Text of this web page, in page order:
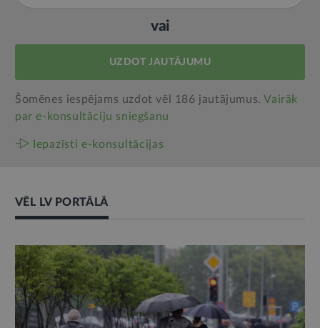
vai
UZDOT JAUTĀJUMU
Šomēnes iespējams uzdot vēl 186 jautājumus.Vairāk
par e‑konsultāciju sniegšanu
Iepazīsti e-konsultācijas
VĒL LV PORTĀLĀ